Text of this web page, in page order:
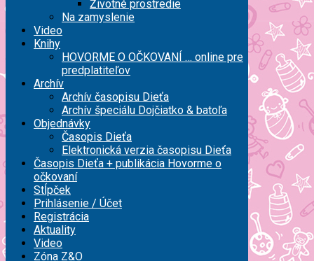
Životné prostredie
Na zamyslenie
Video
Knihy
HOVORME O OČKOVANÍ … online pre
predplatiteľov
Archív
Archív časopisu Dieťa
Archív špeciálu Dojčiatko & batoľa
Objednávky
Časopis Dieťa
Elektronická verzia časopisu Dieťa
Časopis Dieťa + publikácia Hovorme o
očkovaní
Stĺpček
Prihlásenie / Účet
Registrácia
Aktuality
Video
Zóna Z&O